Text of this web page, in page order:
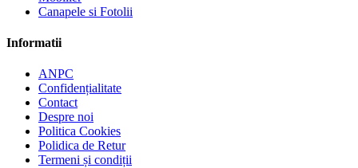
Canapele si Fotolii
Informatii
ANPC
Confidențialitate
Contact
Despre noi
Politica Cookies
Polidica de Retur
Termeni și condiții